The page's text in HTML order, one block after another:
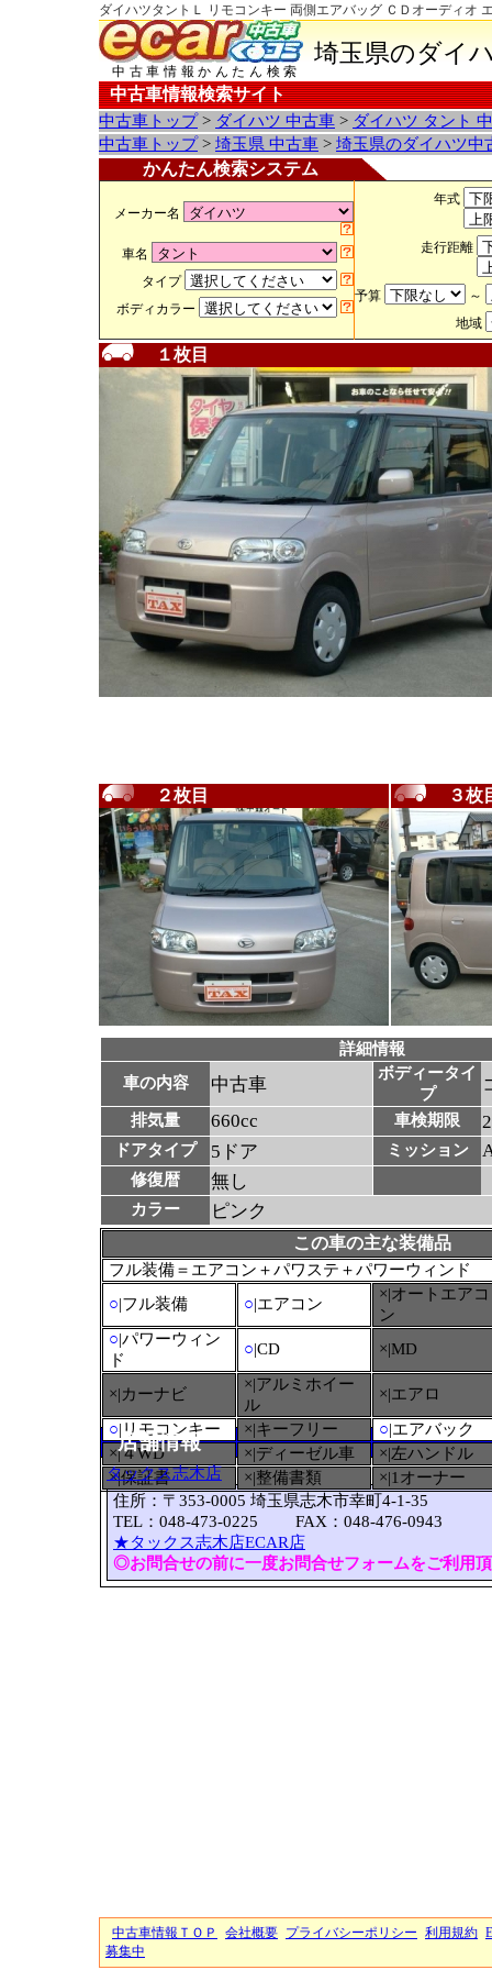
ダイハツタントＬ リモコンキー 両側エアバッグ ＣＤオーディオ
中古車情報かんたん検索
埼玉県のダイ
中古車情報検索サイト
中古車トップ> ダイハツ 中古車 > ダイハツ タント
中古車トップ> 埼玉県 中古車 > 埼玉県のダイハツ中
かんたん検索システム
メーカー名
車名
タイプ
ボディカラー
年式
走行距離
予算
～
地域
１枚目
２枚目 ３枚
詳細情報
車の内容
中古車
ボディータイ
プ
排気量 660cc 車検期限
ドアタイプ 5ドア ミッション
修復暦 無し
カラー ピンク
この車の主な装備品
フル装備＝エアコン＋パワステ＋パワーウィンド
○|フル装備 ○|エアコン
×|オートエアコ
ン
○|パワーウィン
ド
○|CD ×|MD
×|カーナビ
×|アルミホイー
ル
×|エアロ
○|リモコンキー ×|キーフリー ○|エアバック
×|４WD
×|ディーゼル車
×|左ハンドル
×|保証書
×|整備書類 ×|1オーナー
店舗情報
タックス志木店
住所：〒353-0005 埼玉県志木市幸町4-1-35
TEL：048-473-0225 FAX：048-476-0943
★タックス志木店ECAR店
◎お問合せの前に一度お問合せフォームをご利用
中古車情報ＴＯＰ 会社概要 プライバシーポリシー 利用規約
募集中